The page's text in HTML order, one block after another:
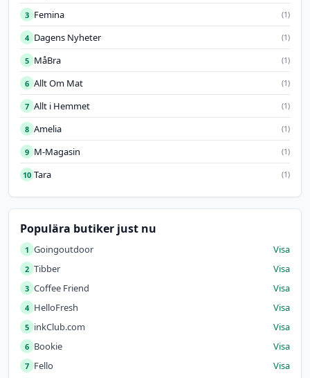
3 Femina (1)
4 Dagens Nyheter (1)
5 MåBra (1)
6 Allt Om Mat (1)
7 Allt i Hemmet (1)
8 Amelia (1)
9 M-Magasin (1)
10 Tara (1)
Populära butiker just nu
1 Goingoutdoor Visa
2 Tibber Visa
3 Coffee Friend Visa
4 HelloFresh Visa
5 inkClub.com Visa
6 Bookie Visa
7 Fello Visa